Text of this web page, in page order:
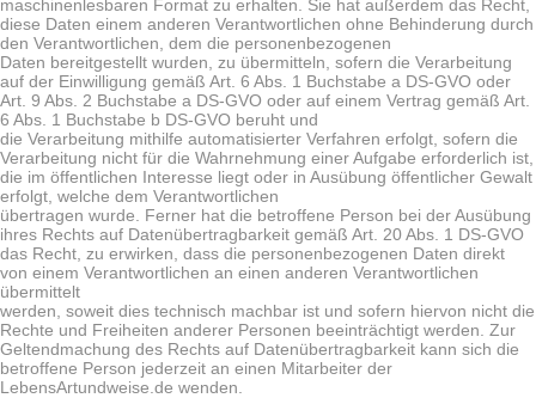
maschinenlesbaren Format zu erhalten. Sie hat außerdem das Recht,
diese Daten einem anderen Verantwortlichen ohne Behinderung durch
den Verantwortlichen, dem die personenbezogenen
Daten bereitgestellt wurden, zu übermitteln, sofern die Verarbeitung
auf der Einwilligung gemäß Art. 6 Abs. 1 Buchstabe a DS-GVO oder
Art. 9 Abs. 2 Buchstabe a DS-GVO oder auf einem Vertrag gemäß Art.
6 Abs. 1 Buchstabe b DS-GVO beruht und
die Verarbeitung mithilfe automatisierter Verfahren erfolgt, sofern die
Verarbeitung nicht für die Wahrnehmung einer Aufgabe erforderlich ist,
die im öffentlichen Interesse liegt oder in Ausübung öffentlicher Gewalt
erfolgt, welche dem Verantwortlichen
übertragen wurde. Ferner hat die betroffene Person bei der Ausübung
ihres Rechts auf Datenübertragbarkeit gemäß Art. 20 Abs. 1 DS-GVO
das Recht, zu erwirken, dass die personenbezogenen Daten direkt
von einem Verantwortlichen an einen anderen Verantwortlichen
übermittelt
werden, soweit dies technisch machbar ist und sofern hiervon nicht die
Rechte und Freiheiten anderer Personen beeinträchtigt werden. Zur
Geltendmachung des Rechts auf Datenübertragbarkeit kann sich die
betroffene Person jederzeit an einen Mitarbeiter der
LebensArtundweise.de wenden.